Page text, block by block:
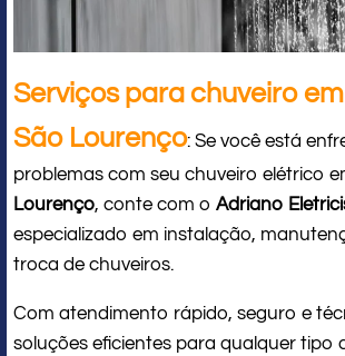
Serviços para chuveiro
São Lourenço: Se você está
problemas com seu chuveiro elétrico
Lourenço, conte com o Adriano
especializado em instalação,
troca de chuveiros.
Com atendimento rápido, seguro e
soluções eficientes para qualquer tipo